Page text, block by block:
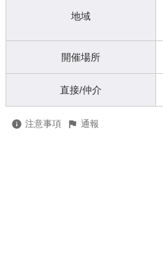
地域
開催場所
直接/仲介
注意事項 通報